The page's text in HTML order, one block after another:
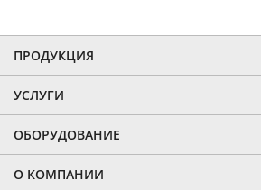
ПРОДУКЦИЯ
УСЛУГИ
ОБОРУДОВАНИЕ
О КОМПАНИИ